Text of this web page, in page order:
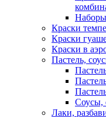
Краски
Краски
Краски в
Пастель,
Соусы,
Лаки,